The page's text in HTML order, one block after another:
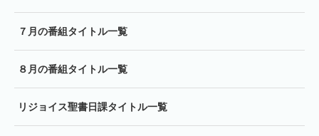
７月の番組タイトル一覧
８月の番組タイトル一覧
リジョイス聖書日課タイトル一覧